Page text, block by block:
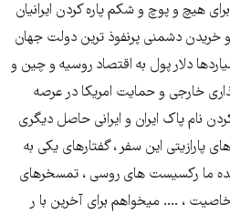
برای هیچ و پوچ و شکم پاره کردن ایرانیان
خریدن دشمنی پرنفوذ ترین دولت جهان
دلار پول به اقتصاد روسیه و چین و
خارجی و حمایت امریکا در عرصه
نام پاک ایران و ایرانی حاصل دیگری
پارازیتی این سفر ، گفتارهای یکی به
ما رکسیست های روسی ، تمسخرهای
، .... میخواهم برای آخرین با ر